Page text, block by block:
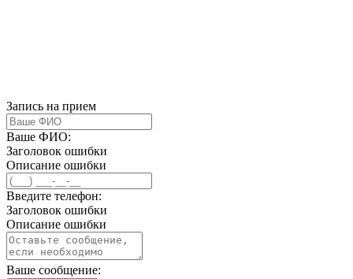
Запись на прием
Ваше ФИО:
Заголовок ошибки
Описание ошибки
Введите телефон:
Заголовок ошибки
Описание ошибки
Ваше сообщение: